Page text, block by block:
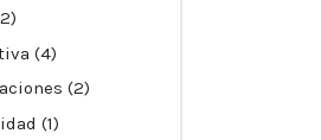
(4)
(2)
(1)